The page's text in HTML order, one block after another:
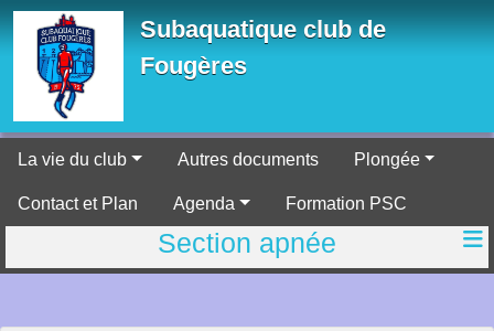
Subaquatique club de
Fougères
La vie du club Autres documents Plongée
Contact et Plan Agenda Formation PSC
Section apnée
Panneau de gestion des cookies